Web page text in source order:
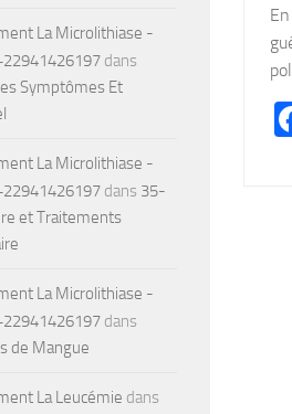
La Microlithiase -
dans
Symptômes Et
La Microlithiase -
dans 35-
et Traitements
La Microlithiase -
dans
de Mangue
La Leucémie dans